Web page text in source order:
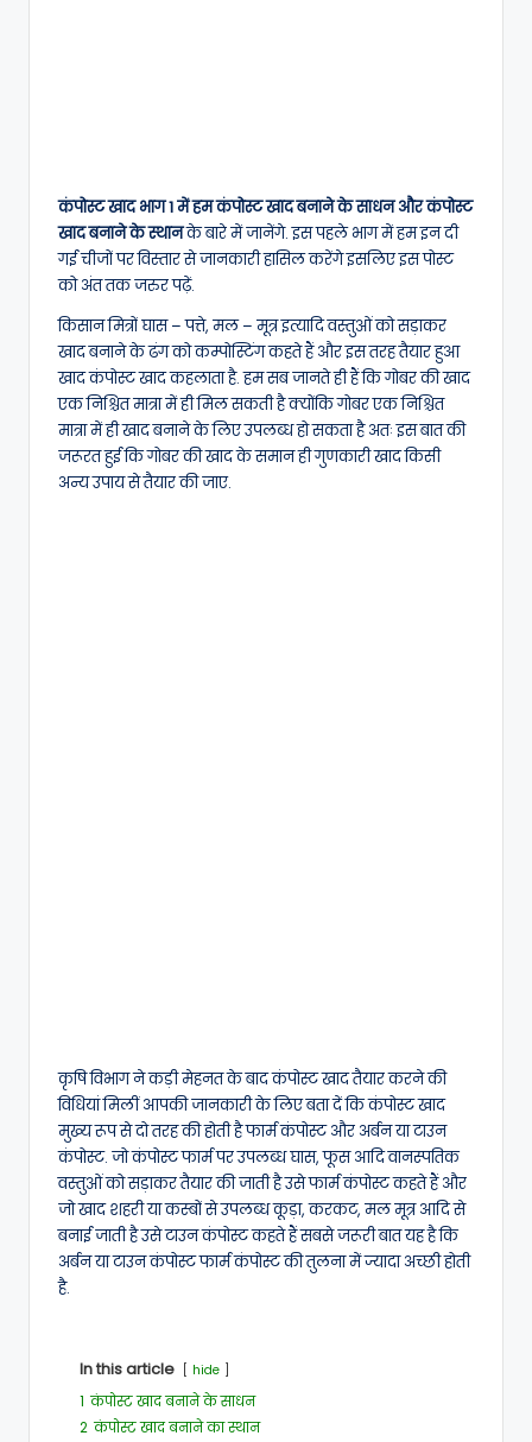
कंपोस्ट खाद भाग 1 में हम कंपोस्ट खाद बनाने के साधन और कंपोस्ट
खाद बनाने के स्थानके बारे में जानेंगे. इस पहले भाग में हम इन दी
गई चीजों पर विस्तार से जानकारी हासिल करेंगे इसलिए इस पोस्ट
को अंत तक जरुर पढ़ें.
किसान मित्रों घास – पत्ते, मल – मूत्र इत्यादि वस्तुओं को सड़ाकर
खाद बनाने के ढंग को कम्पोस्टिंग कहते हैं और इस तरह तैयार हुआ
खाद कंपोस्ट खाद कहलाता है. हम सब जानते ही हैं कि गोबर की खाद
एक निश्चित मात्रा में ही मिल सकती है क्योंकि गोबर एक निश्चित
मात्रा में ही खाद बनाने के लिए उपलब्ध हो सकता है अतः इस बात की
जरूरत हुई कि गोबर की खाद के समान ही गुणकारी खाद किसी
अन्य उपाय से तैयार की जाए.
कृषि विभाग ने कड़ी मेहनत के बाद कंपोस्ट खाद तैयार करने की
विधियां मिलीं आपकी जानकारी के लिए बता दें कि कंपोस्ट खाद
मुख्य रूप से दो तरह की होती है फार्म कंपोस्ट और अर्बन या टाउन
कंपोस्ट. जो कंपोस्ट फार्म पर उपलब्ध घास, फूस आदि वानस्पतिक
वस्तुओं को सड़ाकर तैयार की जाती है उसे फार्म कंपोस्ट कहते हैं और
जो खाद शहरी या कस्बों से उपलब्ध कूड़ा, करकट, मल मूत्र आदि से
बनाई जाती है उसे टाउन कंपोस्ट कहते हैं सबसे जरूरी बात यह है कि
अर्बन या टाउन कंपोस्ट फार्म कंपोस्ट की तुलना में ज्यादा अच्छी होती
है.
In this article hide
1 कंपोस्ट खाद बनाने के साधन
2 कंपोस्ट खाद बनाने का स्थान